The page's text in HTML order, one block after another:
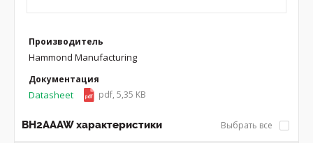
Производитель
Hammond Manufacturing
Документация
Datasheet pdf, 5,35 KB
BH2AAAW характеристики Выбрать все